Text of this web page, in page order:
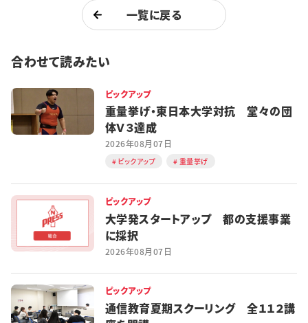
一覧に戻る
合わせて読みたい
ピックアップ
重量挙げ・東日本大学対抗 堂々の団
体Ｖ３達成
2026年08月07日
ピックアップ 重量挙げ
ピックアップ
大学発スタートアップ 都の支援事業
に採択
2026年08月07日
ピックアップ
通信教育夏期スクーリング 全１１２講